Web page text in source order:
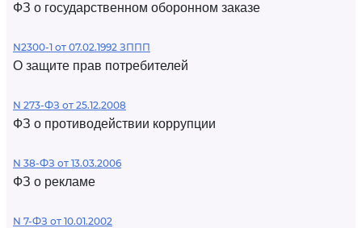
ФЗ о государственном оборонном заказе
N2300-1 от 07.02.1992 ЗППП
О защите прав потребителей
N 273-ФЗ от 25.12.2008
ФЗ о противодействии коррупции
N 38-ФЗ от 13.03.2006
ФЗ о рекламе
N 7-ФЗ от 10.01.2002